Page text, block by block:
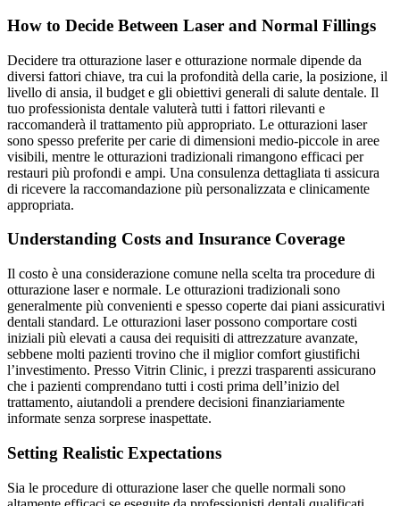
How to Decide Between Laser and Normal Fillings
Decidere tra otturazione laser e otturazione normale dipende da
diversi fattori chiave, tra cui la profondità della carie, la posizione, il
livello di ansia, il budget e gli obiettivi generali di salute dentale. Il
tuo professionista dentale valuterà tutti i fattori rilevanti e
raccomanderà il trattamento più appropriato. Le otturazioni laser
sono spesso preferite per carie di dimensioni medio-piccole in aree
visibili, mentre le otturazioni tradizionali rimangono efficaci per
restauri più profondi e ampi. Una consulenza dettagliata ti assicura
di ricevere la raccomandazione più personalizzata e clinicamente
appropriata.
Understanding Costs and Insurance Coverage
Il costo è una considerazione comune nella scelta tra procedure di
otturazione laser e normale. Le otturazioni tradizionali sono
generalmente più convenienti e spesso coperte dai piani assicurativi
dentali standard. Le otturazioni laser possono comportare costi
iniziali più elevati a causa dei requisiti di attrezzature avanzate,
sebbene molti pazienti trovino che il miglior comfort giustifichi
l’investimento. Presso Vitrin Clinic, i prezzi trasparenti assicurano
che i pazienti comprendano tutti i costi prima dell’inizio del
trattamento, aiutandoli a prendere decisioni finanziariamente
informate senza sorprese inaspettate.
Setting Realistic Expectations
Sia le procedure di otturazione laser che quelle normali sono